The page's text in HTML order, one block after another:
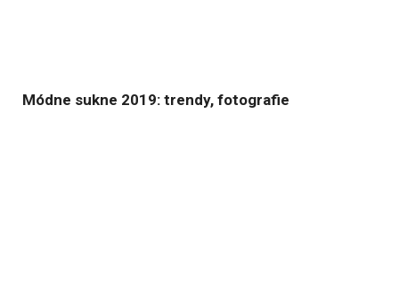
Módne sukne 2019: trendy, fotografie